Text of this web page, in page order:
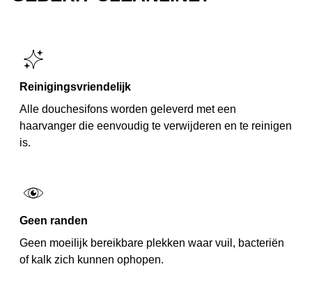
Reinigingsvriendelijk
Alle douchesifons worden geleverd met een
haarvanger die eenvoudig te verwijderen en te reinigen
is.
Geen randen
Geen moeilijk bereikbare plekken waar vuil, bacteriën
of kalk zich kunnen ophopen.